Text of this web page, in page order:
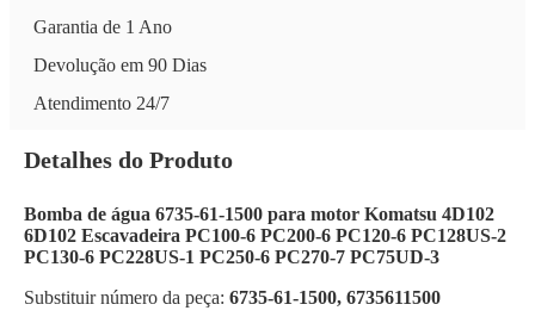
Garantia de 1 Ano
Devolução em 90 Dias
Atendimento 24/7
Detalhes do Produto
Bomba de água 6735-61-1500 para motor Komatsu 4D102
6D102 Escavadeira PC100-6 PC200-6 PC120-6 PC128US-2
PC130-6 PC228US-1 PC250-6 PC270-7 PC75UD-3
Substituir número da peça: 6735-61-1500, 6735611500